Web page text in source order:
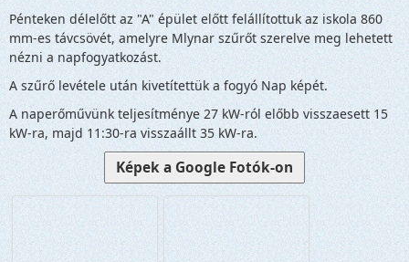
Pénteken délelőtt az "A" épület előtt felállítottuk az iskola 860
mm-es távcsövét, amelyre Mlynar szűrőt szerelve meg lehetett
nézni a napfogyatkozást.
A szűrő levétele után kivetítettük a fogyó Nap képét.
A naperőművünk teljesítménye 27 kW-ról előbb visszaesett 15
kW-ra, majd 11:30-ra visszaállt 35 kW-ra.
Képek a Google Fotók-on